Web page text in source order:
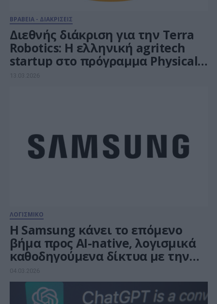
ΒΡΑΒΕΙΑ - ΔΙΑΚΡΙΣΕΙΣ
Διεθνής διάκριση για την Terra
Robotics: Η ελληνική agritech
startup στο πρόγραμμα Physical
AI της MassRobotics
13.03.2026
ΛΟΓΙΣΜΙΚΟ
Η Samsung κάνει το επόμενο
βήμα προς AI-native, λογισμικά
καθοδηγούμενα δίκτυα με την
NVIDIA
04.03.2026